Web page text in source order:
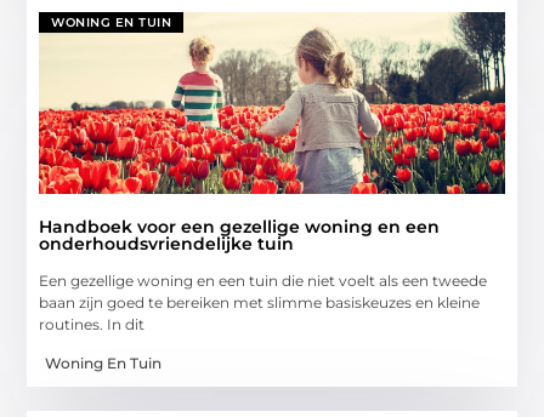
WONING EN TUIN
Handboek voor een gezellige woning en een
onderhoudsvriendelijke tuin
Een gezellige woning en een tuin die niet voelt als een tweede
baan zijn goed te bereiken met slimme basiskeuzes en kleine
routines. In dit
Woning En Tuin